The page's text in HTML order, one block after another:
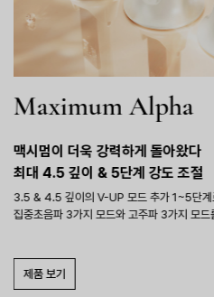
Maximum Alpha
맥시멈이 더욱 강력하게 돌아왔다
최대 4.5 깊이 & 5단계 강도 조절
3.5 & 4.5 깊이의 V-UP 모드 추가1~5단계
집중초음파 3가지 모드와 고주파 3가지 모드
제품 보기